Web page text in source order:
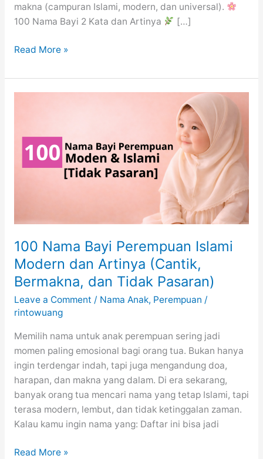
makna (campuran Islami, modern, dan universal).
100 Nama Bayi 2 Kata dan Artinya
[…]
100
Bayi
Perempuan
yang
Indah
dan
&
Aesthetic)
Read More »
100 Nama Bayi Perempuan Islami
Modern dan Artinya (Cantik,
Bermakna, dan Tidak Pasaran)
Leave a Comment / Nama Anak, Perempuan /
rintowuang
Memilih nama untuk anak perempuan sering jadi
momen paling emosional bagi orang tua. Bukan hanya
ingin terdengar indah, tapi juga mengandung doa,
harapan, dan makna yang dalam. Di era sekarang,
banyak orang tua mencari nama yang tetap Islami, tapi
terasa modern, lembut, dan tidak ketinggalan zaman.
Kalau kamu ingin nama yang: Daftar ini bisa jadi
100
Read More »